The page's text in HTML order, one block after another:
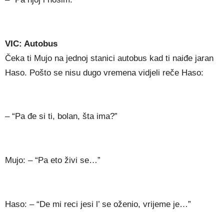
VIC: Autobus
Čeka ti Mujo na jednoj stanici autobus kad ti naiđe jaran
Haso. Pošto se nisu dugo vremena vidjeli reče Haso:
– “Pa đe si ti, bolan, šta ima?”
Mujo: – “Pa eto živi se…”
Haso: – “De mi reci jesi l’ se oženio, vrijeme je…”